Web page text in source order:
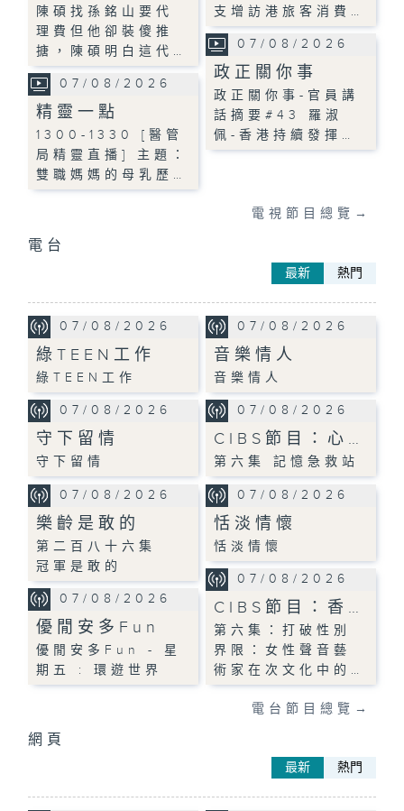
支增訪港旅客消費…
陳碩找孫銘山要代
理費但他卻裝傻推
搪，陳碩明白這代…
07/08/2026
政正關你事
政正關你事-官員講
話摘要#43 羅淑
佩-香港持續發揮…
07/08/2026
精靈一點
1300-1330 [醫管
局精靈直播] 主題：
雙職媽媽的母乳歷…
電視節目總覽 →
電台
最新 熱門
07/08/2026
綠TEEN工作
綠TEEN工作
07/08/2026
音樂情人
音樂情人
07/08/2026
守下留情
守下留情
07/08/2026
CIBS節目：心…
第六集 記憶急救站
07/08/2026
樂齡是敢的
第二百八十六集
冠軍是敢的
07/08/2026
恬淡情懷
恬淡情懷
07/08/2026
CIBS節目：香…
第六集：打破性別
界限：女性聲音藝
術家在次文化中的…
07/08/2026
優閒安多Fun
優閒安多Fun - 星
期五 : 環遊世界
電台節目總覽 →
網頁
最新 熱門